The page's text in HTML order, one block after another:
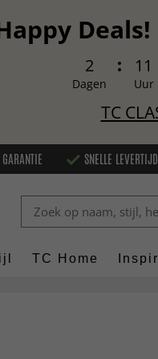
2
Dagen
11
Uur
TC
SNELLE LEVERTIJD
TC Home